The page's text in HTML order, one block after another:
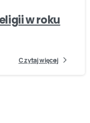
w roku
Czytaj więcej